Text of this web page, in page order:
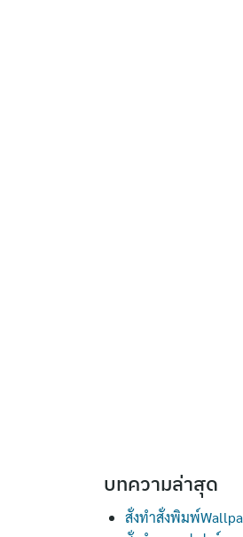
บทความล่าสุด
สั่งทำสั่งพิมพ์